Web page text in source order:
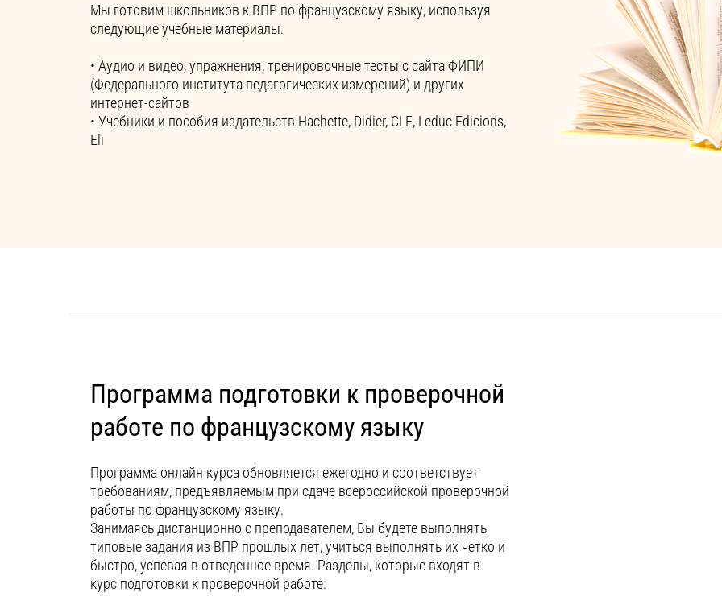
Мы готовим школьников к ВПР по французскому языку, используя
следующие учебные материалы:
• Аудио и видео, упражнения, тренировочные тесты с сайта ФИПИ
(Федерального института педагогических измерений) и других
интернет-сайтов
• Учебники и пособия издательств Hachette, Didier, CLE, Leduc Edicions,
Eli
Программа подготовки к проверочной
работе по французскому языку
Программа онлайн курса обновляется ежегодно и соответствует
требованиям, предъявляемым при сдаче всероссийской проверочной
работы по французскому языку.
Занимаясь дистанционно с преподавателем, Вы будете выполнять
типовые задания из ВПР прошлых лет, учиться выполнять их четко и
быстро, успевая в отведенное время. Разделы, которые входят в
курс подготовки к проверочной работе: